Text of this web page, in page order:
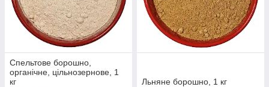
Спельтове борошно,
органічне, цільнозернове, 1
кг
Льняне борошно, 1 кг